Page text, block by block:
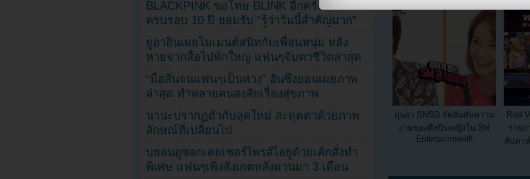
ยุนอา SNSD จัดอันดับความ
งามของศิลปินหญิงใน SM
Entertainment!!
Red
รายก
สัปดา
BLACKPINK ขอโทษ BLINK อีกครั้งในวัน
ครบรอบ 10 ปี ยอมรับ “รู้ว่าวันนี้สำคัญมาก”
ยูอาอินเผยโมเมนต์สนิทกับเพื่อนหนุ่ม หลัง
หายจากสื่อไปพักใหญ่ แฟนๆจับตาชีวิตล่าสุด
“มือสั่นจนแฟนๆเป็นห่วง” ฮันซึงยอนเผยภาพ
ล่าสุด ทำหลายคนสงสัยเรื่องสุขภาพ
นานะปรากฏตัวกับลุคใหม่ สะดุดตาด้วยภาพ
ลักษณ์ที่เปลี่ยนไป
บยอนอูซอกเคยเซอร์ไพรส์ไอยูด้วยเค้กสั่งทำ
พิเศษ แฟนๆเพิ่งสังเกตหลังผ่านมา 3 เดือน